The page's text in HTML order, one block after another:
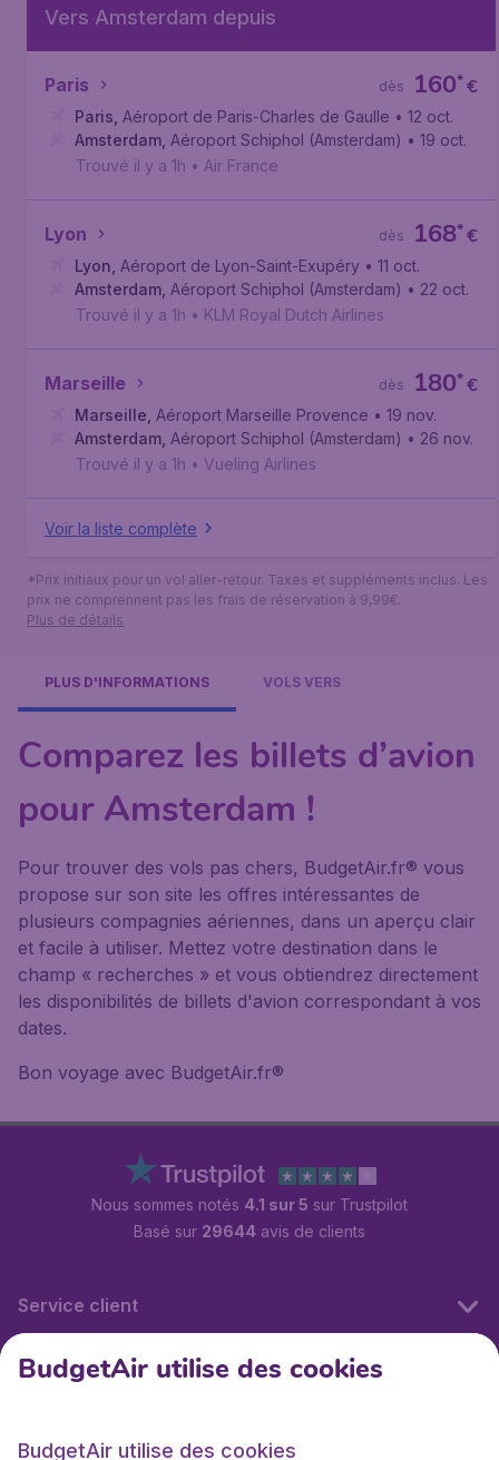
Vers Amsterdam depuis
Paris €
160*
dès
Paris Aéroport de Paris-Charles de Gaulle • 12 oct.
Amsterdam Aéroport Schiphol (Amsterdam) • 19 oct.
Trouvé il y a 1h • Air France
Lyon €
168*
dès
Lyon Aéroport de Lyon-Saint-Exupéry • 11 oct.
Amsterdam Aéroport Schiphol (Amsterdam) • 22 oct.
Trouvé il y a 1h • KLM Royal Dutch Airlines
Marseille €
180*
dès
Marseille Aéroport Marseille Provence • 19 nov.
Amsterdam Aéroport Schiphol (Amsterdam) • 26 nov.
Trouvé il y a 1h • Vueling Airlines
Voir la liste complète
*Prix initiaux pour un vol aller-retour. Taxes et suppléments inclus. Les
prix ne comprennent pas les frais de réservation à 9,99€.
Plus de détails
PLUS D'INFORMATIONS VOLS VERS
Comparez les billets d’avion
pour Amsterdam !
Pour trouver des vols pas chers, BudgetAir.fr® vous
propose sur son site les offres intéressantes de
plusieurs compagnies aériennes, dans un aperçu clair
et facile à utiliser. Mettez votre destination dans le
champ « recherches » et vous obtiendrez directement
les disponibilités de billets d'avion correspondant à vos
dates.
Bon voyage avec BudgetAir.fr®
Nous sommes notés 4.1 sur 5 sur Trustpilot
Basé sur 29644 avis de clients
Service client
BudgetAir.fr
BudgetAir utilise des cookies
BudgetAir utilise des cookies